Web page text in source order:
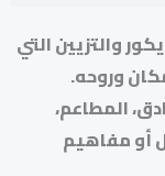
والتزيين التي
وروحه.
المطاعم،
أو مفاهيم